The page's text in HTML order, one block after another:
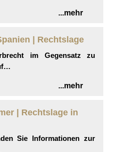
...mehr
| Rechtslage
im Gegensatz zu
...mehr
| Rechtslage in
Sie Informationen zur